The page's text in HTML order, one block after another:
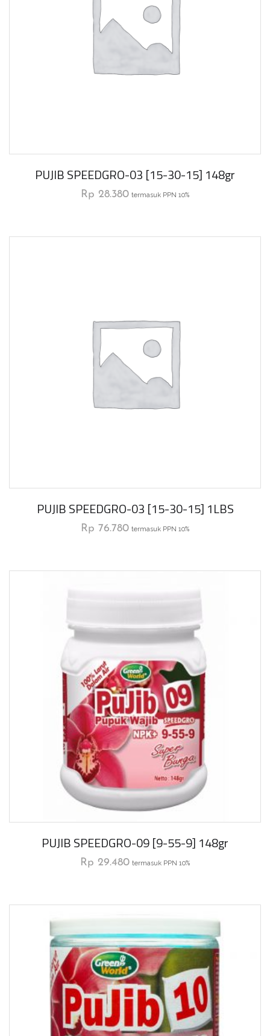
PUJIB SPEEDGRO-03 [15-30-15] 148gr
Rp 28.380 termasuk PPN 10%
PUJIB SPEEDGRO-03 [15-30-15] 1LBS
Rp 76.780 termasuk PPN 10%
PUJIB SPEEDGRO-09 [9-55-9] 148gr
Rp 29.480 termasuk PPN 10%